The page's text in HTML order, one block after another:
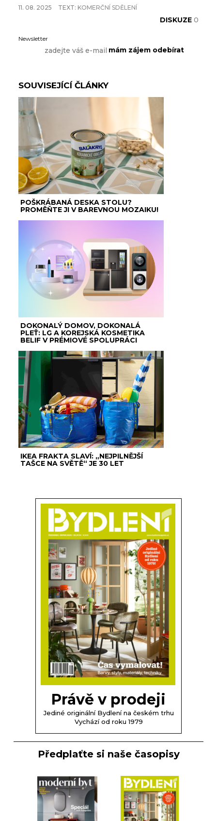
11. 08. 2025 TEXT: KOMERČNÍ SDĚLENÍ
DISKUZE 0
Newsletter
SOUVISEJÍCÍ ČLÁNKY
POŠKRÁBANÁ DESKA STOLU?
PROMĚŇTE JI V BAREVNOU MOZAIKU!
DOKONALÝ DOMOV, DOKONALÁ
PLEŤ: LG A KOREJSKÁ KOSMETIKA
BELIF V PRÉMIOVÉ SPOLUPRÁCI
IKEA FRAKTA SLAVÍ: „NEJPILNĚJŠÍ
TAŠCE NA SVĚTĚ“ JE 30 LET
Právě v prodeji
Jediné originální Bydlení na českém trhu
Vychází od roku 1979
Předplaťte si naše časopisy